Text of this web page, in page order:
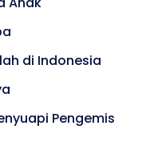
di Indonesia
Pengemis